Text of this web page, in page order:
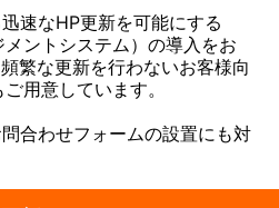
速なHP更新を可能にする
ントシステム）の導入をお
繁な更新を行わないお客様向
用意しています。
合わせフォームの設置にも対